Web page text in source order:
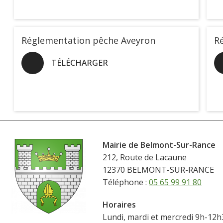
Réglementation pêche Aveyron
TÉLÉCHARGER
Mairie de Belmont-Sur-Rance
212, Route de Lacaune
12370 BELMONT-SUR-RANCE
Téléphone : 05 65 99 91 80
Horaires
Lundi, mardi et mercredi 9h-